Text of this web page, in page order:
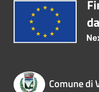
Comune di